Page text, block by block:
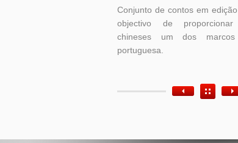
Conjunto de contos em
objectivo de
chineses um dos
portuguesa.